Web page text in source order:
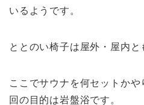
いるようです。
ととのい椅子は屋外・屋内と
ここでサウナを何セットか
回の目的は岩盤浴です。